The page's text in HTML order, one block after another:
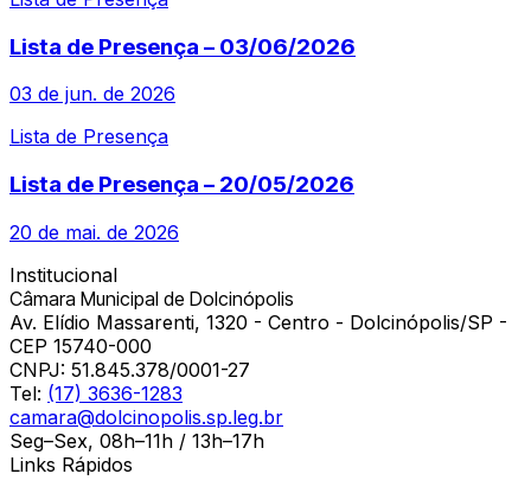
Lista de Presença – 03/06/2026
03 de jun. de 2026
Lista de Presença
Lista de Presença – 20/05/2026
20 de mai. de 2026
Institucional
Câmara Municipal de Dolcinópolis
Av. Elídio Massarenti, 1320 - Centro - Dolcinópolis/SP -
CEP 15740-000
CNPJ: 51.845.378/0001-27
Tel: (17) 3636-1283
camara@dolcinopolis.sp.leg.br
Seg–Sex, 08h–11h / 13h–17h
Links Rápidos